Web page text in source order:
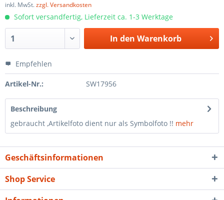
inkl. MwSt.zzgl. Versandkosten
Sofort versandfertig, Lieferzeit ca. 1-3 Werktage
In den Warenkorb
Empfehlen
Artikel-Nr.: SW17956
Beschreibung
gebraucht ,Artikelfoto dient nur als Symbolfoto !! mehr
Geschäftsinformationen
Shop Service